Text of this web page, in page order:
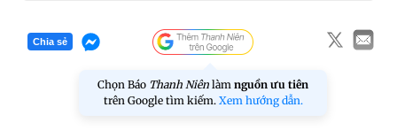
Chia sẻ
Chọn Báo Thanh Niên làm nguồn ưu tiên
trên Google tìm kiếm. Xem hướng dẫn.